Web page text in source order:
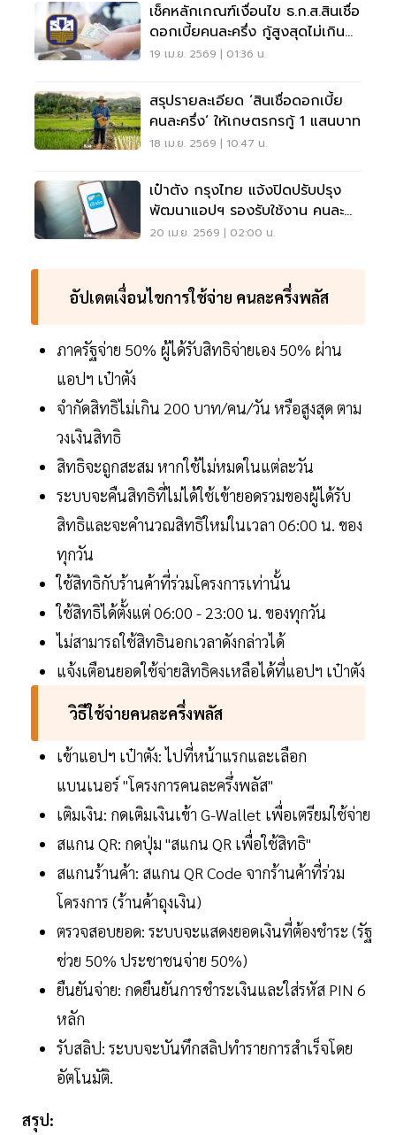
เช็คหลักเกณฑ์เงื่อนไข ธ.ก.ส.สินเชื่อ
ดอกเบี้ยคนละครึ่ง กู้สูงสุดไม่เกิน
100,000 บาท
19 เม.ย. 2569 | 01:36 น.
สรุปรายละเอียด ‘สินเชื่อดอกเบี้ย
คนละครึ่ง‘ ให้เกษตรกรกู้ 1 แสนบาท
18 เม.ย. 2569 | 10:47 น.
เป๋าตัง กรุงไทย แจ้งปิดปรับปรุง
พัฒนาแอปฯ รองรับใช้งาน คนละ
ครึ่งพลัสเฟส 2 วันไหนเช็คที่นี่
20 เม.ย. 2569 | 02:00 น.
อัปเดตเงื่อนไขการใช้จ่าย คนละครึ่งพลัส
ภาครัฐจ่าย 50% ผู้ได้รับสิทธิจ่ายเอง 50% ผ่าน
แอปฯ เป๋าตัง
จำกัดสิทธิไม่เกิน 200 บาท/คน/วัน หรือสูงสุด ตาม
วงเงินสิทธิ
สิทธิจะถูกสะสม หากใช้ไม่หมดในแต่ละวัน
ระบบจะคืนสิทธิที่ไม่ได้ใช้เข้ายอดรวมของผู้ได้รับ
สิทธิและจะคำนวณสิทธิใหม่ในเวลา 06:00 น. ของ
ทุกวัน
ใช้สิทธิกับร้านค้าที่ร่วมโครงการเท่านั้น
ใช้สิทธิได้ตั้งแต่ 06:00 - 23:00 น. ของทุกวัน
ไม่สามารถใช้สิทธินอกเวลาดังกล่าวได้
แจ้งเตือนยอดใช้จ่ายสิทธิคงเหลือได้ที่แอปฯ เป๋าตัง
วิธีใช้จ่ายคนละครึ่งพลัส
เข้าแอปฯ เป๋าตัง: ไปที่หน้าแรกและเลือก
แบนเนอร์ "โครงการคนละครึ่งพลัส"
เติมเงิน: กดเติมเงินเข้า G-Wallet เพื่อเตรียมใช้จ่าย
สแกน QR: กดปุ่ม "สแกน QR เพื่อใช้สิทธิ"
สแกนร้านค้า: สแกน QR Code จากร้านค้าที่ร่วม
โครงการ (ร้านค้าถุงเงิน)
ตรวจสอบยอด: ระบบจะแสดงยอดเงินที่ต้องชำระ (รัฐ
ช่วย 50% ประชาชนจ่าย 50%)
ยืนยันจ่าย: กดยืนยันการชำระเงินและใส่รหัส PIN 6
หลัก
รับสลิป: ระบบจะบันทึกสลิปทำรายการสำเร็จโดย
อัตโนมัติ.
สรุป: